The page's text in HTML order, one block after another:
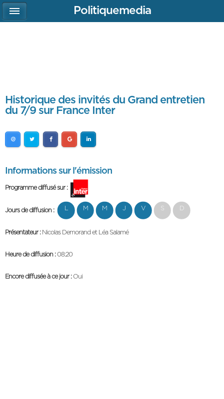
Historique des invités du Grand entretien
du 7/9 sur France Inter
Informations sur l'émission
Programme diffusé sur :
Jours de diffusion : L M M J V S D
Présentateur : Nicolas Demorand et Léa Salamé
Heure de diffusion :08:20
Encore diffusée à ce jour : Oui
Politiquemedia